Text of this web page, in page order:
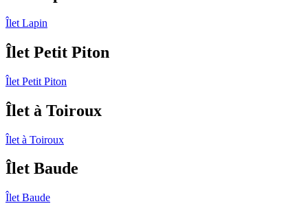
Îlet Lapin
Îlet Petit Piton
Îlet Petit Piton
Îlet à Toiroux
Îlet à Toiroux
Îlet Baude
Îlet Baude